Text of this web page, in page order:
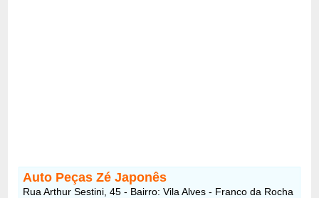
Auto Peças Zé Japonês
Rua Arthur Sestini, 45 - Bairro: Vila Alves - Franco da Rocha